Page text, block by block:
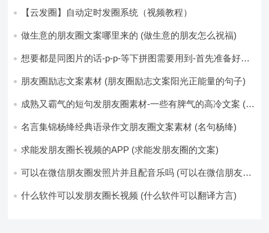
【云发圈】自动定时发圈系统（视频教程）
做生意的朋友圈文案哪里来的 (做生意的朋友怎么祝福)
想要都是同图片的话-p-p-等下拼图需要用到-首先准备好最
片-如果想要图片都不同得话-1-p-可以准备好45张的不同图
朋友圈励志文案素材 (朋友圈励志文案阳光正能量的句子)
成熟又霸气的短句发朋友圈素材-一些有脾气的高冷文案 (成
名言集锦杨绛经典语录作文朋友圈文案素材 (名句杨绛)
求能发朋友圈长视频的APP (求能发朋友圈的文案)
可以在微信朋友圈发照片并且配音乐吗 (可以在微信朋友圈
什么软件可以发朋友圈长视频 (什么软件可以翻译方言)